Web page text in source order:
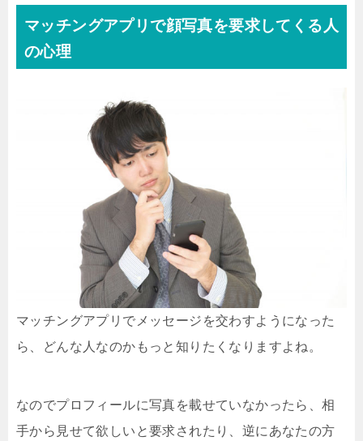
マッチングアプリで顔写真を要求してくる人
の心理
マッチングアプリでメッセージを交わすようになった
ら、どんな人なのかもっと知りたくなりますよね。
なのでプロフィールに写真を載せていなかったら、相
手から見せて欲しいと要求されたり、逆にあなたの方